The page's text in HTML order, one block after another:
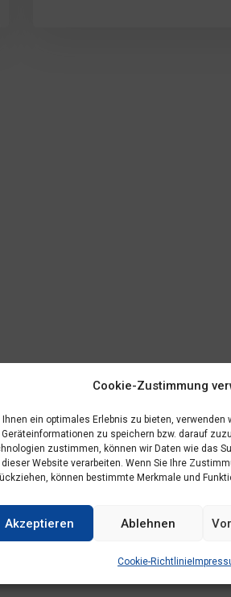
Cookie-Zustimmung
Ihnen ein optimales Erlebnis zu bieten, verwenden
zu speichern bzw. darauf
zustimmen, können wir Daten wie das
dieser Website verarbeiten. Wenn Sie Ihre
können bestimmte Merkmale und
Akzeptieren Ablehnen
Cookie-Richtlinie